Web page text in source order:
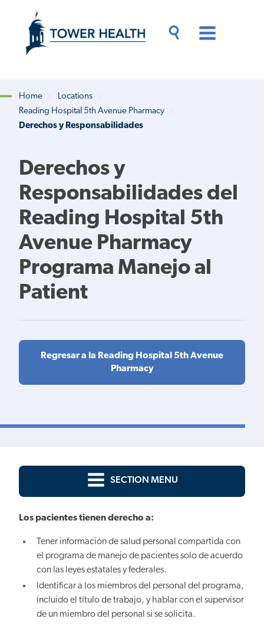
content
Content
Breadcrumb
Home
Locations
Reading Hospital 5th Avenue Pharmacy
Derechos y Responsabilidades
Derechos y
Responsabilidades del
Reading Hospital 5th
Avenue Pharmacy
Programa Manejo al
Patient
Regresar a la Reading Hospital 5th Avenue
Pharmacy
SECTION MENU
Los pacientes tienen derecho a:
Tener información de salud personal compartida con
el programa de manejo de pacientes solo de acuerdo
con las leyes estatales y federales.
Identificar a los miembros del personal del programa,
incluido el título de trabajo, y hablar con el supervisor
de un miembro del personal si se solicita.